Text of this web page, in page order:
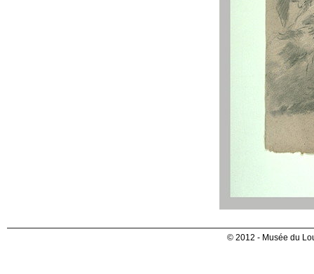
© 2012 - Musée du